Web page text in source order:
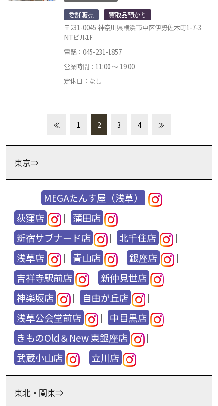
委託販売
買取品預かり
〒231-0045 神奈川県横浜市中区伊勢佐木町1-7-3
NTビル1F
電話：045-231-1857
営業時間：11:00 ～ 19:00
定休日：なし
≪ 1 2 3 4 ≫
東京⇒
MEGAたんす屋（浅草） ｜
荻窪店 ｜ 蒲田店 ｜
新宿サブナード店 ｜ 北千住店 ｜
浅草店 ｜ 青山店 ｜ 銀座店 ｜
吉祥寺駅前店 ｜ 新仲見世店 ｜
神楽坂店 ｜ 自由が丘店 ｜
浅草公会堂前店 ｜ 中目黒店 ｜
きものOld＆New 東銀座店 ｜
武蔵小山店 ｜ 立川店
東北・関東⇒